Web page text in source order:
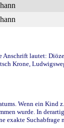
lautet:
Krone,
Wenn ein
wurde. In